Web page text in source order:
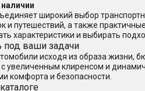
широкий выбор
и путешествий, а также
характеристики и выбирать
под ваши задачи
исходя из образа жизни,
увеличенным клиренсом и
комфорта и безопасности.